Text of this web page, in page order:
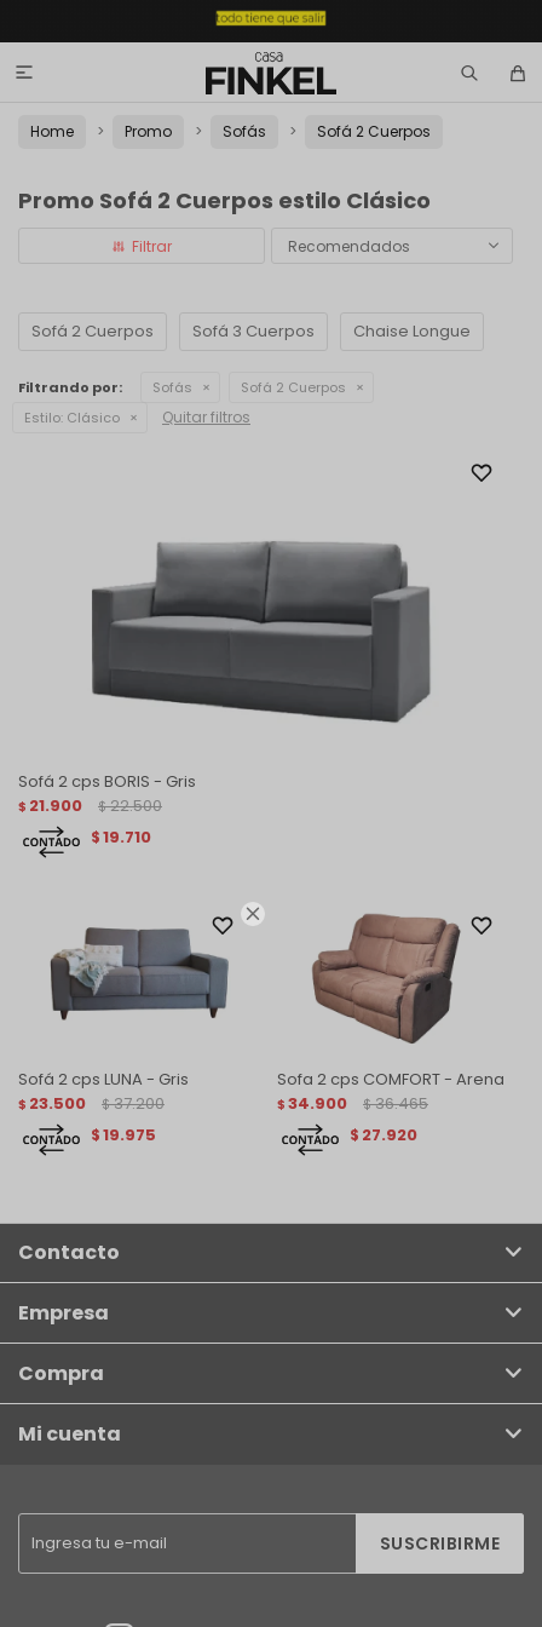


Home Promo Sofás Sofá 2 Cuerpos
Promo Sofá 2 Cuerpos estilo Clásico
Recomendados
Sofá 2 Cuerpos Sofá 3 Cuerpos Chaise Longue
Filtrando por: Sofás
Sofá 2 Cuerpos
Estilo: Clásico Quitar filtros
Sofá 2 cps BORIS - Gris
$ 21.900 $ 22.500
$19.710
Sofá 2 cps LUNA - Gris
$ 23.500 $ 37.200
$19.975
Sofa 2 cps COMFORT - Arena
$ 34.900 $ 36.465
$ 27.920
SUSCRIBIRME
Contacto
Empresa
Compra
Mi cuenta